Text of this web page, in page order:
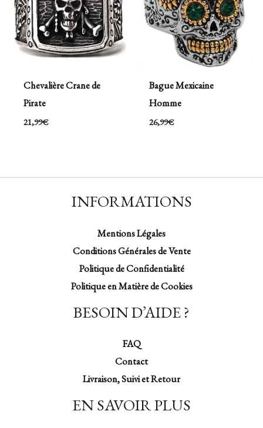
Chevalière Crane de
Pirate
21,99€
Bague Mexicaine
Homme
26,99€
INFORMATIONS
Mentions Légales
Conditions Générales de Vente
Politique de Confidentialité
Politique en Matière de Cookies
BESOIN D’AIDE ?
FAQ
Contact
Livraison, Suivi et Retour
EN SAVOIR PLUS